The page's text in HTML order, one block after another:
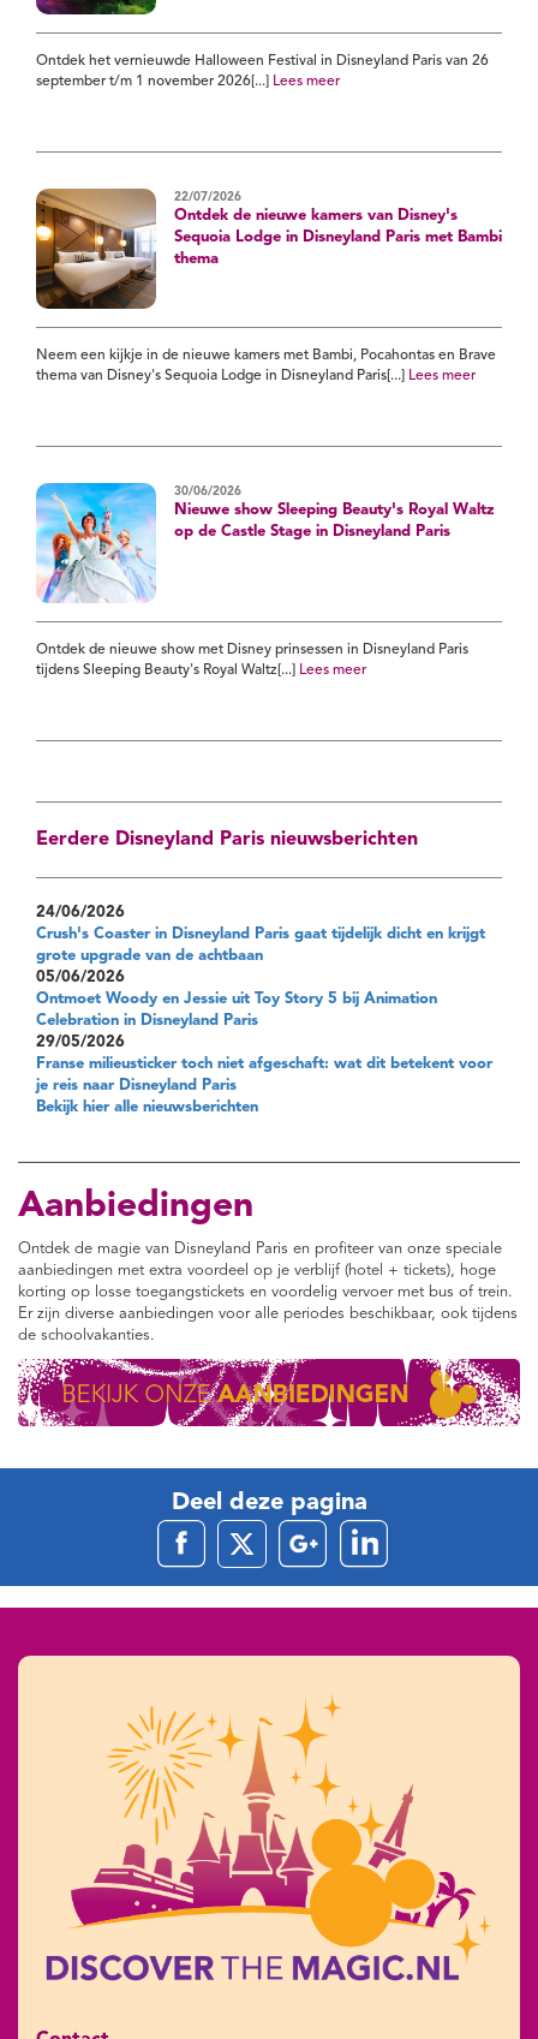
Ontdek het vernieuwde Halloween Festival in Disneyland Paris van 26
september t/m 1 november 2026[...]
Lees meer
22/07/2026
Ontdek de nieuwe kamers van Disney's
Sequoia Lodge in Disneyland Paris met Bambi
thema
Neem een kijkje in de nieuwe kamers met Bambi, Pocahontas en Brave
thema van Disney's Sequoia Lodge in Disneyland Paris[...]
Lees meer
30/06/2026
Nieuwe show Sleeping Beauty's Royal Waltz
op de Castle Stage in Disneyland Paris
Ontdek de nieuwe show met Disney prinsessen in Disneyland Paris
tijdens Sleeping Beauty's Royal Waltz[...]
Lees meer
Eerdere Disneyland Paris nieuwsberichten
24/06/2026
Crush's Coaster in Disneyland Paris gaat tijdelijk dicht en krijgt
grote upgrade van de achtbaan
05/06/2026
Ontmoet Woody en Jessie uit Toy Story 5 bij Animation
Celebration in Disneyland Paris
29/05/2026
Franse milieusticker toch niet afgeschaft: wat dit betekent voor
je reis naar Disneyland Paris
Bekijk hier alle nieuwsberichten
Aanbiedingen
Ontdek de magie van Disneyland Paris en profiteer van onze speciale
aanbiedingen met extra voordeel op je verblijf (hotel + tickets), hoge
korting op losse toegangstickets en voordelig vervoer met bus of trein.
Er zijn diverse aanbiedingen voor alle periodes beschikbaar, ook tijdens
de schoolvakanties.
Deel deze pagina